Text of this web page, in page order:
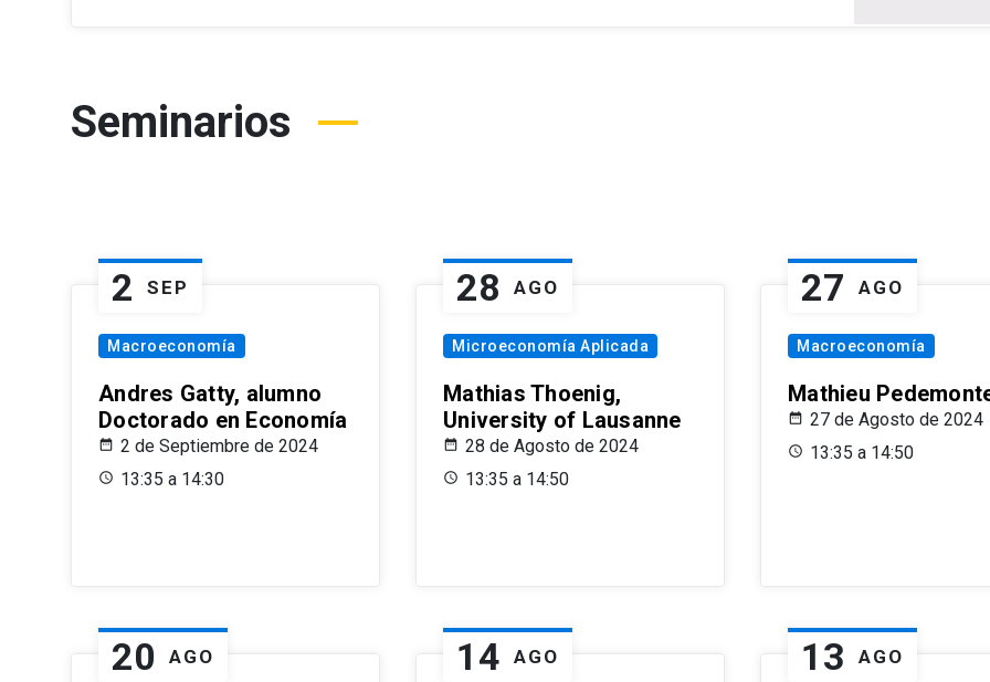
Seminarios
2 SEP
Macroeconomía
Andres Gatty, alumno
Doctorado en Economía
2 de Septiembre de 2024
13:35 a 14:30
28 AGO
Microeconomía Aplicada
Mathias Thoenig,
University of Lausanne
28 de Agosto de 2024
13:35 a 14:50
27 AGO
Macroeconomía
Mathieu
27 de Agosto de 2024
13:35 a 14:50
20 AGO 14 AGO 13 AGO